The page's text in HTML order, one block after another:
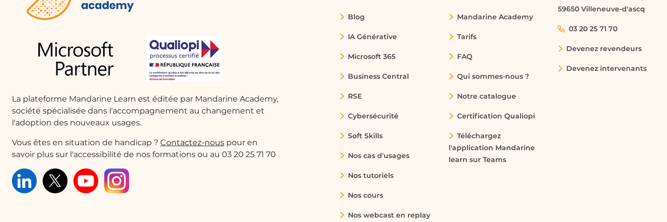
La plateforme Mandarine Learn est éditée par Mandarine Academy,
société spécialisée dans l'accompagnement au changement et
l'adoption des nouveaux usages.
Vous êtes en situation de handicap ? Contactez-nous pour en
savoir plus sur l'accessibilité de nos formations ou au 03 20 25 71 70
Blog
IA Générative
Microsoft 365
Business Central
RSE
Cybersécurité
Soft Skills
Nos cas d'usages
Nos tutoriels
Nos cours
Nos webcast en replay
Mandarine Academy
Tarifs
FAQ
Qui sommes-nous ?
Notre catalogue
Certification Qualiopi
Téléchargez
l'application Mandarine
learn sur Teams
59650 Villeneuve-d'ascq
03 20 25 71 70
Devenez revendeurs
Devenez intervenants